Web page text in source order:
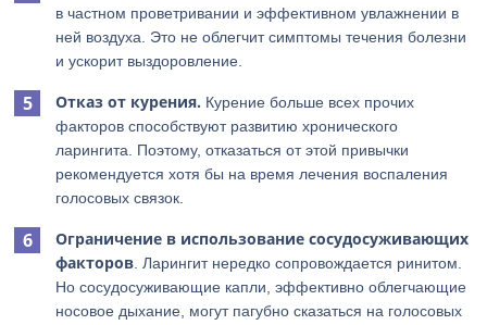
в частном проветривании и эффективном увлажнении в
ней воздуха. Это не облегчит симптомы течения болезни
и ускорит выздоровление.
Отказ от курения. Курение больше всех прочих
факторов способствуют развитию хронического
ларингита. Поэтому, отказаться от этой привычки
рекомендуется хотя бы на время лечения воспаления
голосовых связок.
Ограничение в использование сосудосуживающих
факторов . Ларингит нередко сопровождается ринитом.
Но сосудосуживающие капли, эффективно облегчающие
носовое дыхание, могут пагубно сказаться на голосовых